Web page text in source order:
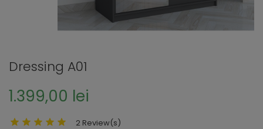
Dressing A01
1.399,00 lei
2 Review(s)